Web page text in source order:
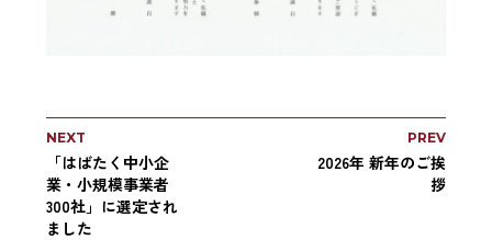
NEXT
「はばたく中小企
業・小規模事業者
300社」に選定され
ました
PREV
2026年 新年のご挨
拶